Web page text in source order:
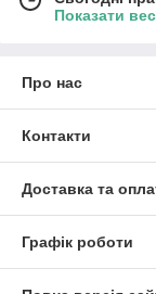
Показати
Про нас
Контакти
Доставка та
Графік роботи